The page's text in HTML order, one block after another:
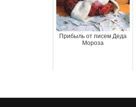
Прибыль от писем Деда
Мороза